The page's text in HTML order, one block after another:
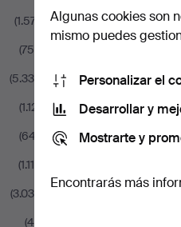
(1.577)
(756)
(5.339)
(1.121)
(647)
(1.115)
(3.034)
(45)
Algunas cookies son
mismo puedes
Personalizar el
Desarrollar y
Mostrarte y
Encontrarás más